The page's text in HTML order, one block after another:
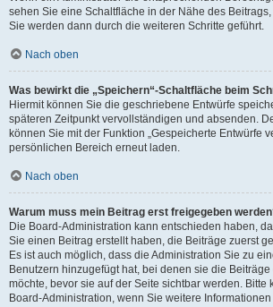
sehen Sie eine Schaltfläche in der Nähe des
Sie werden dann durch die weiteren Schritte geführt.
Nach oben
Was bewirkt die „Speichern“-Schaltfläche beim
Hiermit können Sie die geschriebene Entwürfe
späteren Zeitpunkt vervollständigen und absenden.
können Sie mit der Funktion „Gespeicherte Entwürfe
persönlichen Bereich erneut laden.
Nach oben
Warum muss mein Beitrag erst freigegeben
Die Board-Administration kann entschieden haben,
Sie einen Beitrag erstellt haben, die Beiträge zuerst
Es ist auch möglich, dass die Administration Sie zu
Benutzern hinzugefügt hat, bei denen sie die
möchte, bevor sie auf der Seite sichtbar werden. Bitte
Board-Administration, wenn Sie weitere